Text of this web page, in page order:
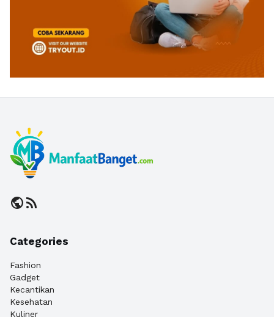
publicrss_feed
Categories
Fashion
Gadget
Kecantikan
Kesehatan
Kuliner